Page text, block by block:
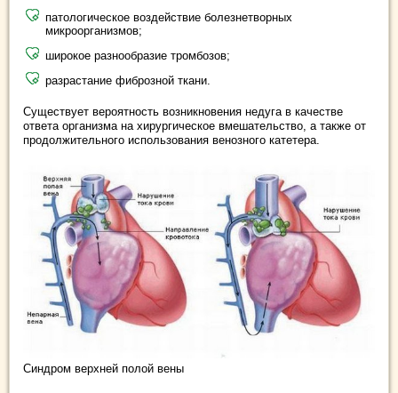
патологическое воздействие болезнетворных
микроорганизмов;
широкое разнообразие тромбозов;
разрастание фиброзной ткани.
Существует вероятность возникновения недуга в качестве
ответа организма на хирургическое вмешательство, а также от
продолжительного использования венозного катетера.
Синдром верхней полой вены